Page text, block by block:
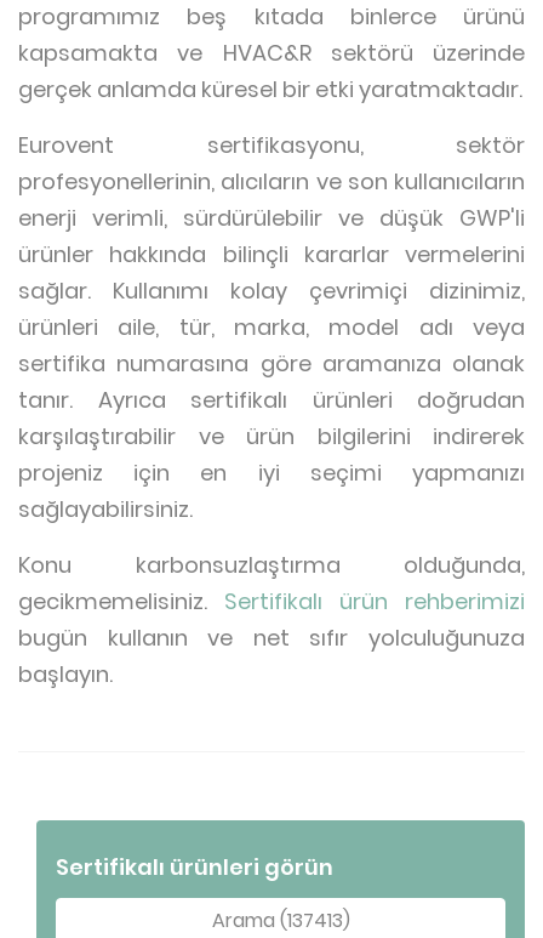
programımız beş kıtada binlerce ürünü
kapsamakta ve HVAC&R sektörü üzerinde
gerçek anlamda küresel bir etki yaratmaktadır.
Eurovent sertifikasyonu, sektör
profesyonellerinin, alıcıların ve son kullanıcıların
enerji verimli, sürdürülebilir ve düşük GWP'li
ürünler hakkında bilinçli kararlar vermelerini
sağlar. Kullanımı kolay çevrimiçi dizinimiz,
ürünleri aile, tür, marka, model adı veya
sertifika numarasına göre aramanıza olanak
tanır. Ayrıca sertifikalı ürünleri doğrudan
karşılaştırabilir ve ürün bilgilerini indirerek
projeniz için en iyi seçimi yapmanızı
sağlayabilirsiniz.
Konu karbonsuzlaştırma olduğunda,
gecikmemelisiniz. Sertifikalı ürün rehberimizi
bugün kullanın ve net sıfır yolculuğunuza
başlayın.
Sertifikalı ürünleri görün
Arama (137413)